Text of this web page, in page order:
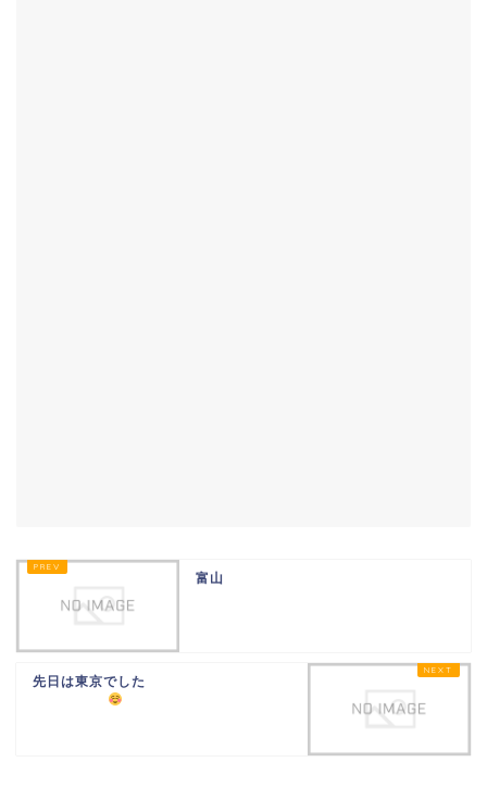
富山
先日は東京でした